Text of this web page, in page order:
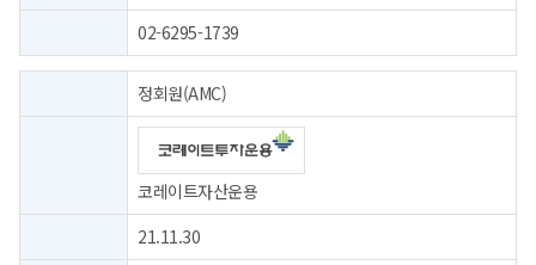
02-6295-1739
정회원(AMC)
코레이트자산운용
21.11.30